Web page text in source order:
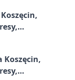
Koszęcin,